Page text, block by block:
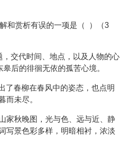
和赏析有误的一项是（ ）（3
，交代时间、地点，以及人物的心
后的徘徊无依的孤苦心境。
了春柳在春风中的姿态，也点明
而未尽。
家秋晚图，光与色、远与近、静
写景色彩多样，明暗相衬，浓淡